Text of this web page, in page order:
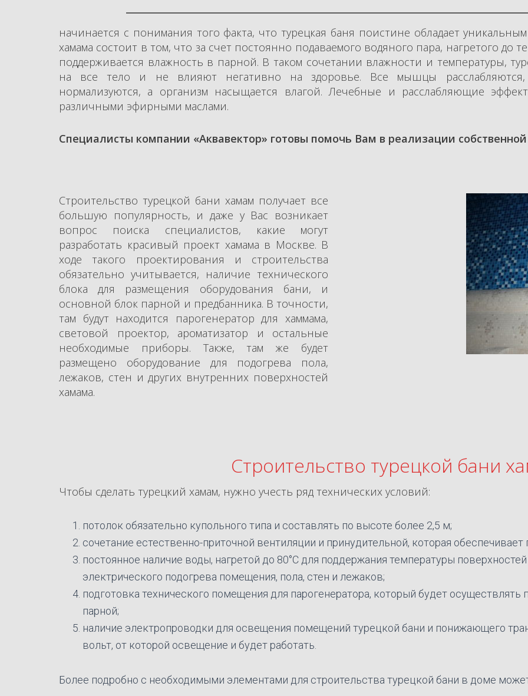
начинается с понимания того факта, что турецкая баня поистине обладает
хамама состоит в том, что за счет постоянно подаваемого водяного пара, нагретого до
поддерживается влажность в парной. В таком сочетании влажности и температуры,
на все тело и не влияют негативно на здоровье. Все мышцы расслабляются,
нормализуются, а организм насыщается влагой. Лечебные и расслабляющие
различными эфирными маслами.
Специалисты компании «Аквавектор» готовы помочь Вам в реализации
Строительство турецкой бани хамам получает все
большую популярность, и даже у Вас возникает
вопрос поиска специалистов, какие могут
разработать красивый проект хамама в Москве. В
ходе такого проектирования и строительства
обязательно учитывается, наличие технического
блока для размещения оборудования бани, и
основной блок парной и предбанника. В точности,
там будут находится парогенератор для хаммама,
световой проектор, ароматизатор и остальные
необходимые приборы. Также, там же будет
размещено оборудование для подогрева пола,
лежаков, стен и других внутренних поверхностей
хамама.
Строительство турецкой бани
Чтобы сделать турецкий хамам, нужно учесть ряд технических условий:
потолок обязательно купольного типа и составлять по высоте более 2,5 м;
сочетание естественно-приточной вентиляции и принудительной, которая
постоянное наличие воды, нагретой до 80°С для поддержания температуры
электрического подогрева помещения, пола, стен и лежаков;
подготовка технического помещения для парогенератора, который будет
парной;
наличие электропроводки для освещения помещений турецкой бани и понижающего
вольт, от которой освещение и будет работать.
Более подробно с необходимыми элементами для строительства турецкой бани в доме